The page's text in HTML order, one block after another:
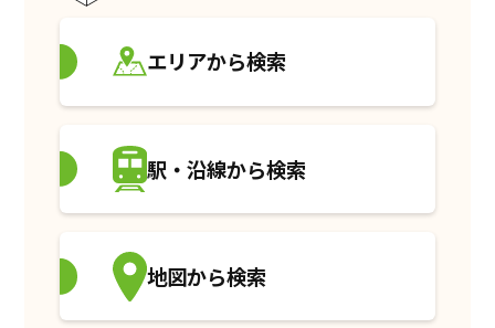
エリアから検索
駅・沿線から検索
地図から検索